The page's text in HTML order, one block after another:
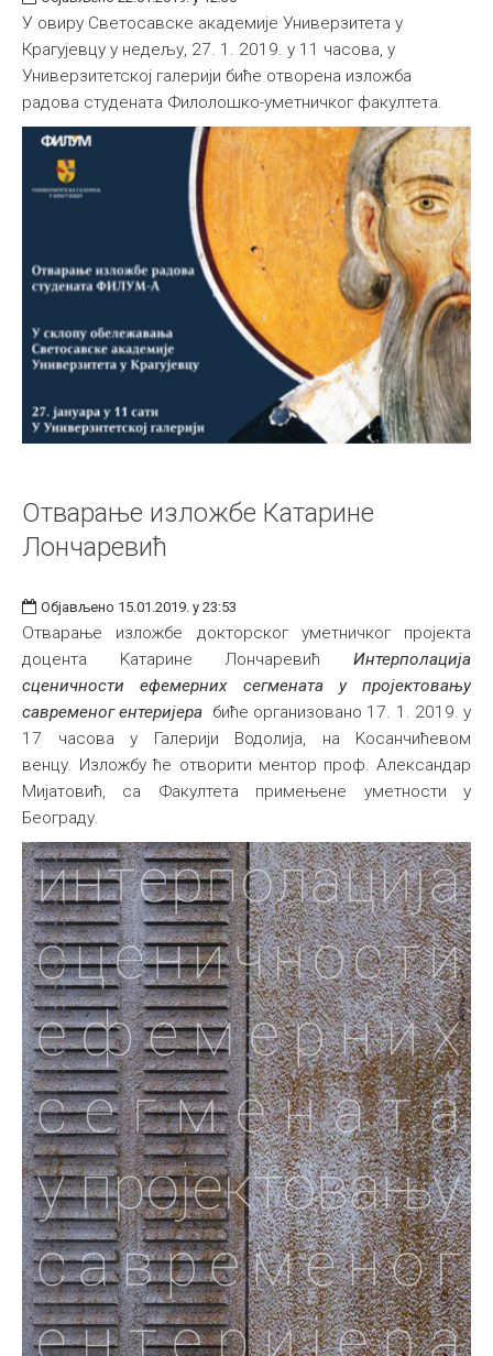
У овиру Светосавске академије Универзитета у
Крагујевцу у недељу, 27. 1. 2019. у 11 часова, у
Универзитетској галерији биће отворена изложба
радова студената Филолошко-уметничког факултета.
Отварање изложбе Катарине
Лончаревић
Објављено 15.01.2019. у 23:53
Отварање изложбе докторског уметничког пројекта
доцента Kатарине Лончаревић Интерполација
сценичности ефемерних сегмената у пројектовању
савременог ентеријера биће организовано 17. 1. 2019. у
17 часова у Галерији Водолија, на Kосанчићевом
венцу. Изложбу ће отворити ментор проф. Александар
Мијатовић, са Факултета примењене уметности у
Београду.